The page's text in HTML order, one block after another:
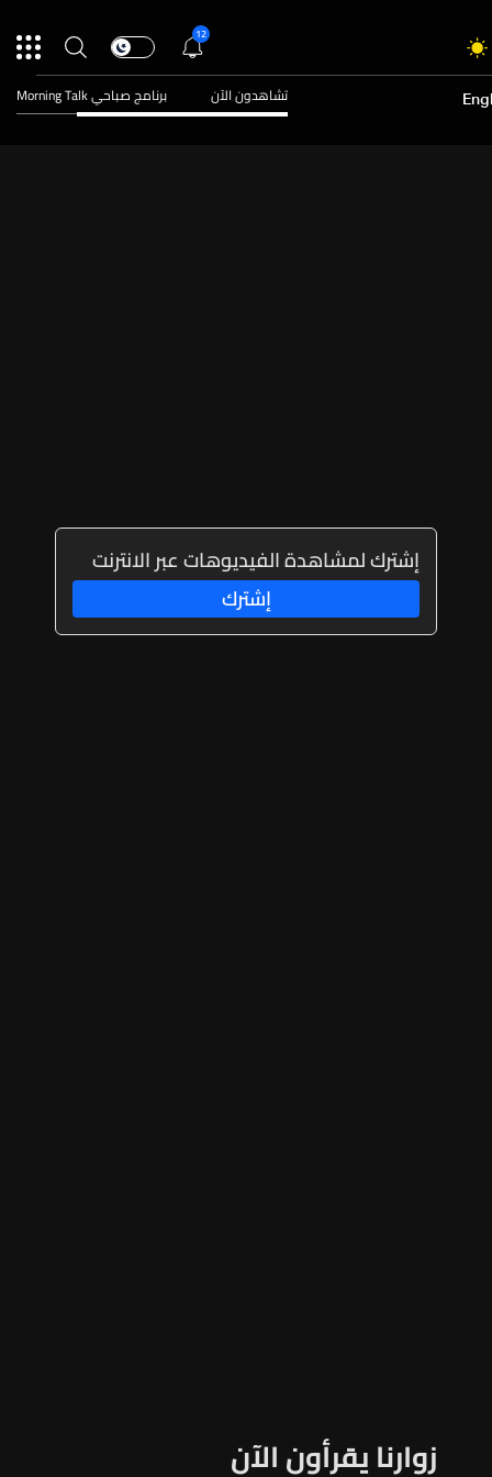
12
تشاهدون الآن برنامج صباحي Morning Talk
إشترك لمشاهدة الفيديوهات عبر الانترنت
إشترك
زوارنا يقرأون الآن